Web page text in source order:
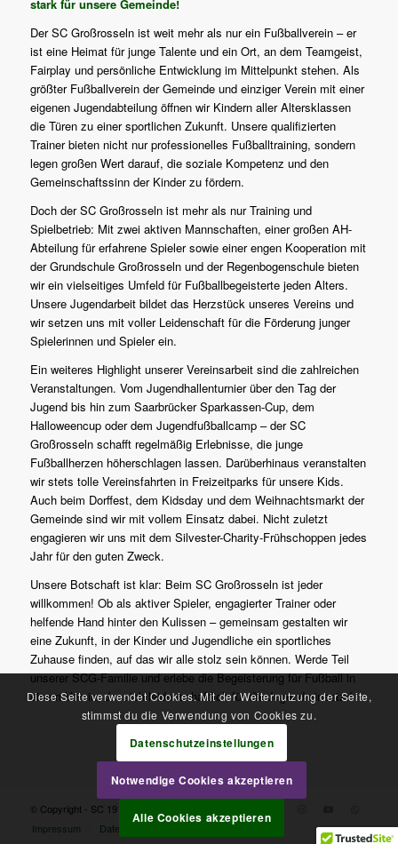
stark für unsere Gemeinde!
Der SC Großrosseln ist weit mehr als nur ein Fußballverein – er
ist eine Heimat für junge Talente und ein Ort, an dem Teamgeist,
Fairplay und persönliche Entwicklung im Mittelpunkt stehen. Als
größter Fußballverein der Gemeinde und einziger Verein mit einer
eigenen Jugendabteilung öffnen wir Kindern aller Altersklassen
die Türen zu einer sportlichen Zukunft. Unsere qualifizierten
Trainer bieten nicht nur professionelles Fußballtraining, sondern
legen großen Wert darauf, die soziale Kompetenz und den
Gemeinschaftssinn der Kinder zu fördern.
Doch der SC Großrosseln ist mehr als nur Training und
Spielbetrieb: Mit zwei aktiven Mannschaften, einer großen AH-
Abteilung für erfahrene Spieler sowie einer engen Kooperation mit
der Grundschule Großrosseln und der Regenbogenschule bieten
wir ein vielseitiges Umfeld für Fußballbegeisterte jeden Alters.
Unsere Jugendarbeit bildet das Herzstück unseres Vereins und
wir setzen uns mit voller Leidenschaft für die Förderung junger
Spielerinnen und Spieler ein.
Ein weiteres Highlight unserer Vereinsarbeit sind die zahlreichen
Veranstaltungen. Vom Jugendhallenturnier über den Tag der
Jugend bis hin zum Saarbrücker Sparkassen-Cup, dem
Halloweencup oder dem Jugendfußballcamp – der SC
Großrosseln schafft regelmäßig Erlebnisse, die junge
Fußballherzen höherschlagen lassen. Darüberhinaus veranstalten
wir stets tolle Vereinsfahrten in Freizeitparks für unsere Kids.
Auch beim Dorffest, dem Kidsday und dem Weihnachtsmarkt der
Gemeinde sind wir mit vollem Einsatz dabei. Nicht zuletzt
engagieren wir uns mit dem Silvester-Charity-Frühschoppen jedes
Jahr für den guten Zweck.
Unsere Botschaft ist klar: Beim SC Großrosseln ist jeder
willkommen! Ob als aktiver Spieler, engagierter Trainer oder
helfende Hand hinter den Kulissen – gemeinsam gestalten wir
eine Zukunft, in der Kinder und Jugendliche ein sportliches
Zuhause finden, auf das wir alle stolz sein können. Werde Teil
unserer SCG-Familie und erlebe die Begeisterung für Fußball in
einem Verein, der sich leidenschaftlich für die Jugend einsetzt!
© Copyright - SC 1910 Großrosseln e.V.
Impressum
Datenschutzerklärung Kontakt
Diese Seite verwendet Cookies. Mit der Weiternutzung der Seite,
stimmst du die Verwendung von Cookies zu.
Datenschutzeinstellungen
Notwendige Cookies akzeptieren
Alle Cookies akzeptieren